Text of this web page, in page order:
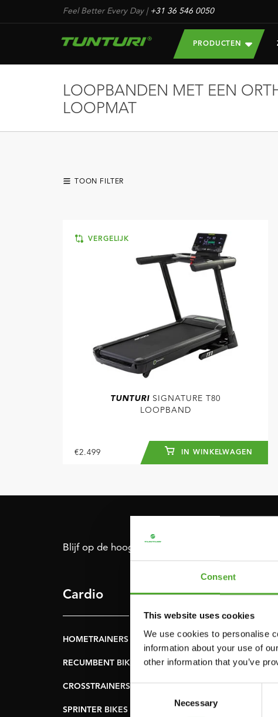
Consent
This website uses cookies
We use cookies to personalise
information about your use of
other information that you’ve
Consent
Necessary
Feel Better Every Day| +31 36 546 0050
PRODUCTEN
LOOPBANDEN MET EEN
LOOPMAT
TOON FILTER
VERGELIJK
TUNTURI SIGNATURE T80
LOOPBAND
€2.499 IN WINKELWAGEN
Blijf op de hoogte: schrijf je in voor onze
Cardio
HOMETRAINERS
RECUMBENT BIKES
CROSSTRAINERS
SPRINTER BIKES
Kracht
POWER TOWERS
BUIK- & RUGTRAINERS
VLAKKE BANKEN